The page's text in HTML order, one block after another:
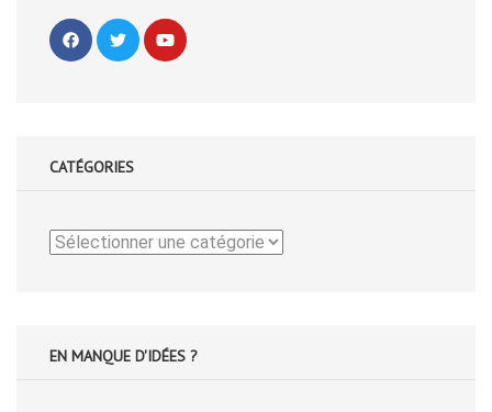
CATÉGORIES
Catégories
EN MANQUE D'IDÉES ?